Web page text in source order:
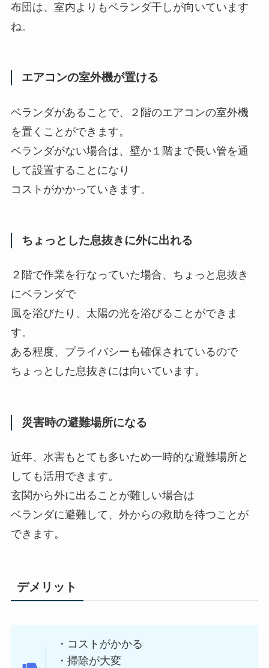
布団は、室内よりもベランダ干しが向いています
ね。
エアコンの室外機が置ける
ベランダがあることで、２階のエアコンの室外機
を置くことができます。
ベランダがない場合は、壁か１階まで長い管を通
して設置することになり
コストがかかっていきます。
ちょっとした息抜きに外に出れる
２階で作業を行なっていた場合、ちょっと息抜き
にベランダで
風を浴びたり、太陽の光を浴びることができま
す。
ある程度、プライバシーも確保されているので
ちょっとした息抜きには向いています。
災害時の避難場所になる
近年、水害もとても多いため一時的な避難場所と
しても活用できます。
玄関から外に出ることが難しい場合は
ベランダに避難して、外からの救助を待つことが
できます。
デメリット
・コストがかかる
・掃除が大変